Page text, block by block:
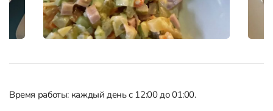
Время работы: каждый день с 12:00 до 01:00.